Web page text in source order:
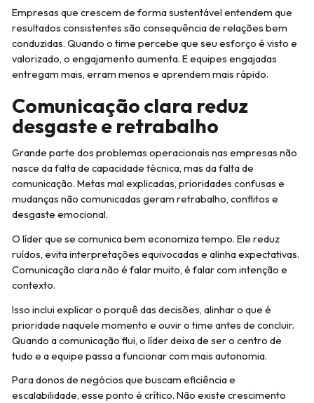
Empresas que crescem de forma sustentável entendem que
resultados consistentes são consequência de relações bem
conduzidas. Quando o time percebe que seu esforço é visto e
valorizado, o engajamento aumenta. E equipes engajadas
entregam mais, erram menos e aprendem mais rápido.
Comunicação clara reduz
desgaste e retrabalho
Grande parte dos problemas operacionais nas empresas não
nasce da falta de capacidade técnica, mas da falta de
comunicação. Metas mal explicadas, prioridades confusas e
mudanças não comunicadas geram retrabalho, conflitos e
desgaste emocional.
O líder que se comunica bem economiza tempo. Ele reduz
ruídos, evita interpretações equivocadas e alinha expectativas.
Comunicação clara não é falar muito, é falar com intenção e
contexto.
Isso inclui explicar o porquê das decisões, alinhar o que é
prioridade naquele momento e ouvir o time antes de concluir.
Quando a comunicação flui, o líder deixa de ser o centro de
tudo e a equipe passa a funcionar com mais autonomia.
Para donos de negócios que buscam eficiência e
escalabilidade, esse ponto é crítico. Não existe crescimento